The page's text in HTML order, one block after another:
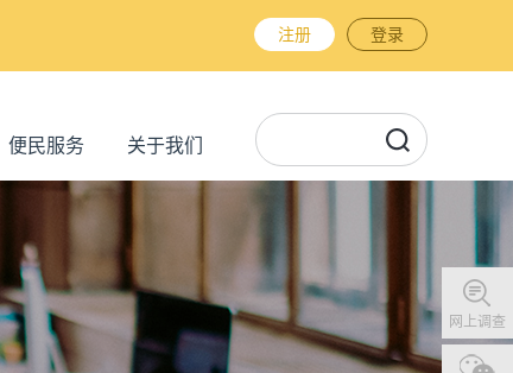
注册 登录
便民服务 关于我们
网上调查